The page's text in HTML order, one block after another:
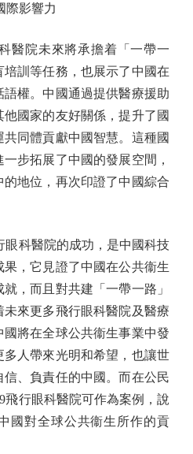
影響力
院未來將承擔着「一帶一
訓等任務，也展示了中國在
權。中國通過提供醫療援助
國家的友好關係，提升了國
同體貢獻中國智慧。這種國
步拓展了中國的發展空間，
地位，再次印證了中國綜合
科醫院的成功，是中國科技
，它見證了中國在公共衞生
，而且對共建「一帶一路」
來更多飛行眼科醫院及醫療
將在全球公共衞生事業中發
人帶來光明和希望，也讓世
、負責任的中國。而在公民
飛行眼科醫院可作為案例，說
國對全球公共衞生所作的貢